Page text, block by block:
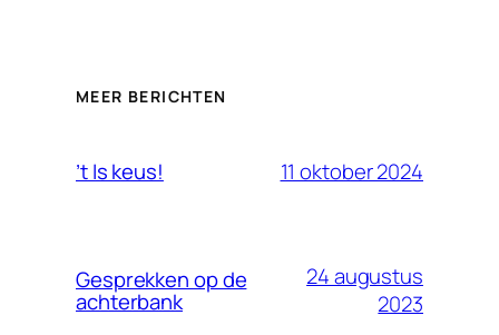
MEER BERICHTEN
’t Is keus! 11 oktober 2024
Gesprekken op de
achterbank
24 augustus
2023